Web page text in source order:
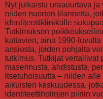
Nyt julkaistu uraauurtava
niiden nuorten tilannetta,
identiteettiklinikalle
Tutkimuksen
kattavien, aina 1990-
ansiosta, joiden pohjalta
tutkimus. Tutkijat vertailivat
masennusta, ahdistusta,
itsetuhoisuutta – niiden
aikuisten keskuudessa,
identiteettihoitojen piiriin